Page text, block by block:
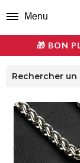
🎁 BON
Menu